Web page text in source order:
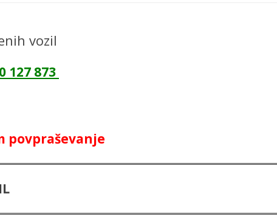
vozil
127 873
povpraševanje